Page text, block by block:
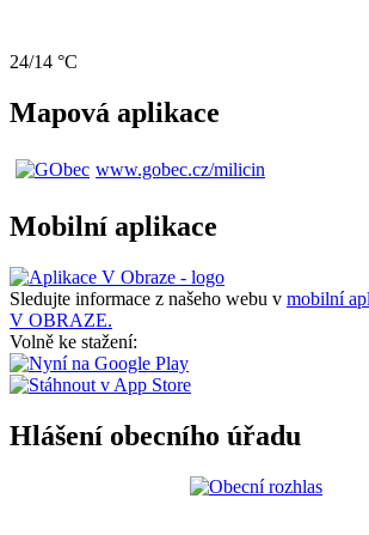
24/14 °C
Mapová aplikace
www.gobec.cz/milicin
Mobilní aplikace
Sledujte informace z našeho webu v mobilní
V OBRAZE.
Volně ke stažení:
Hlášení obecního úřadu